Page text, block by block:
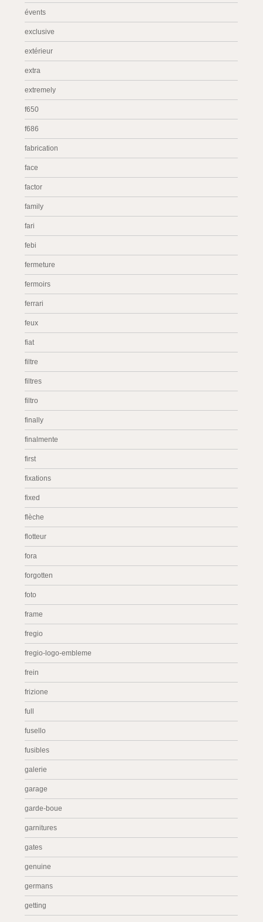
évents
exclusive
extérieur
extra
extremely
f650
f686
fabrication
face
factor
family
fari
febi
fermeture
fermoirs
ferrari
feux
fiat
filtre
filtres
filtro
finally
finalmente
first
fixations
fixed
flèche
flotteur
fora
forgotten
foto
frame
fregio
fregio-logo-embleme
frein
frizione
full
fusello
fusibles
galerie
garage
garde-boue
garnitures
gates
genuine
germans
getting